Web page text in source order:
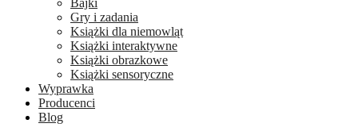
Bajki
Gry i zadania
Książki dla niemowląt
Książki interaktywne
Książki obrazkowe
Książki sensoryczne
Wyprawka
Producenci
Blog